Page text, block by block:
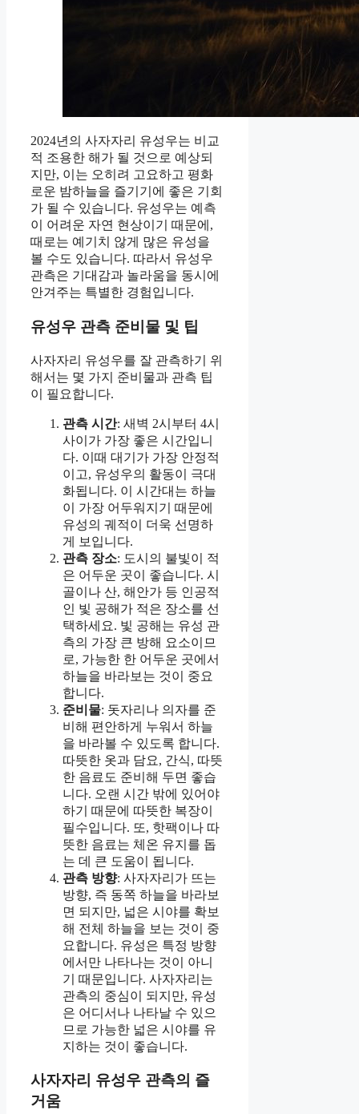
2024년의 사자자리 유성우는 비교
적 조용한 해가 될 것으로 예상되
지만, 이는 오히려 고요하고 평화
로운 밤하늘을 즐기기에 좋은 기회
가 될 수 있습니다. 유성우는 예측
이 어려운 자연 현상이기 때문에,
때로는 예기치 않게 많은 유성을
볼 수도 있습니다. 따라서 유성우
관측은 기대감과 놀라움을 동시에
안겨주는 특별한 경험입니다.
유성우 관측 준비물 및 팁
사자자리 유성우를 잘 관측하기 위
해서는 몇 가지 준비물과 관측 팁
이 필요합니다.
관측 시간: 새벽 2시부터 4시
사이가 가장 좋은 시간입니
다. 이때 대기가 가장 안정적
이고, 유성우의 활동이 극대
화됩니다. 이 시간대는 하늘
이 가장 어두워지기 때문에
유성의 궤적이 더욱 선명하
게 보입니다.
관측 장소: 도시의 불빛이 적
은 어두운 곳이 좋습니다. 시
골이나 산, 해안가 등 인공적
인 빛 공해가 적은 장소를 선
택하세요. 빛 공해는 유성 관
측의 가장 큰 방해 요소이므
로, 가능한 한 어두운 곳에서
하늘을 바라보는 것이 중요
합니다.
준비물: 돗자리나 의자를 준
비해 편안하게 누워서 하늘
을 바라볼 수 있도록 합니다.
따뜻한 옷과 담요, 간식, 따뜻
한 음료도 준비해 두면 좋습
니다. 오랜 시간 밖에 있어야
하기 때문에 따뜻한 복장이
필수입니다. 또, 핫팩이나 따
뜻한 음료는 체온 유지를 돕
는 데 큰 도움이 됩니다.
관측 방향: 사자자리가 뜨는
방향, 즉 동쪽 하늘을 바라보
면 되지만, 넓은 시야를 확보
해 전체 하늘을 보는 것이 중
요합니다. 유성은 특정 방향
에서만 나타나는 것이 아니
기 때문입니다. 사자자리는
관측의 중심이 되지만, 유성
은 어디서나 나타날 수 있으
므로 가능한 넓은 시야를 유
지하는 것이 좋습니다.
사자자리 유성우 관측의 즐
거움